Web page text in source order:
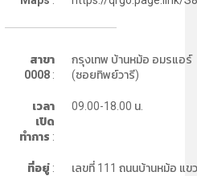
สาขา
0008:
กรุงเทพ บ้านหม้อ อมรแอร์
(ซอยทิพย์วารี)
เวลา
เปิด
ทำการ :
09.00-18.00 น.
ที่อยู่:
เลขที่ 111 ถนนบ้านหม้อ แข